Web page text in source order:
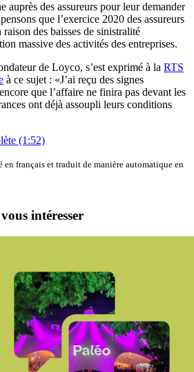
auprès des assureurs pour leur demander
que l’exercice 2020 des assureurs
des baisses de sinistralité
massive des activités des entreprises.
de Loyco, s’est exprimé à la RTS
à ce sujet : «J’ai reçu des signes
que l’affaire ne finira pas devant les
ont déjà assoupli leurs conditions
(1:52)
français et traduit de manière automatique en
intéresser